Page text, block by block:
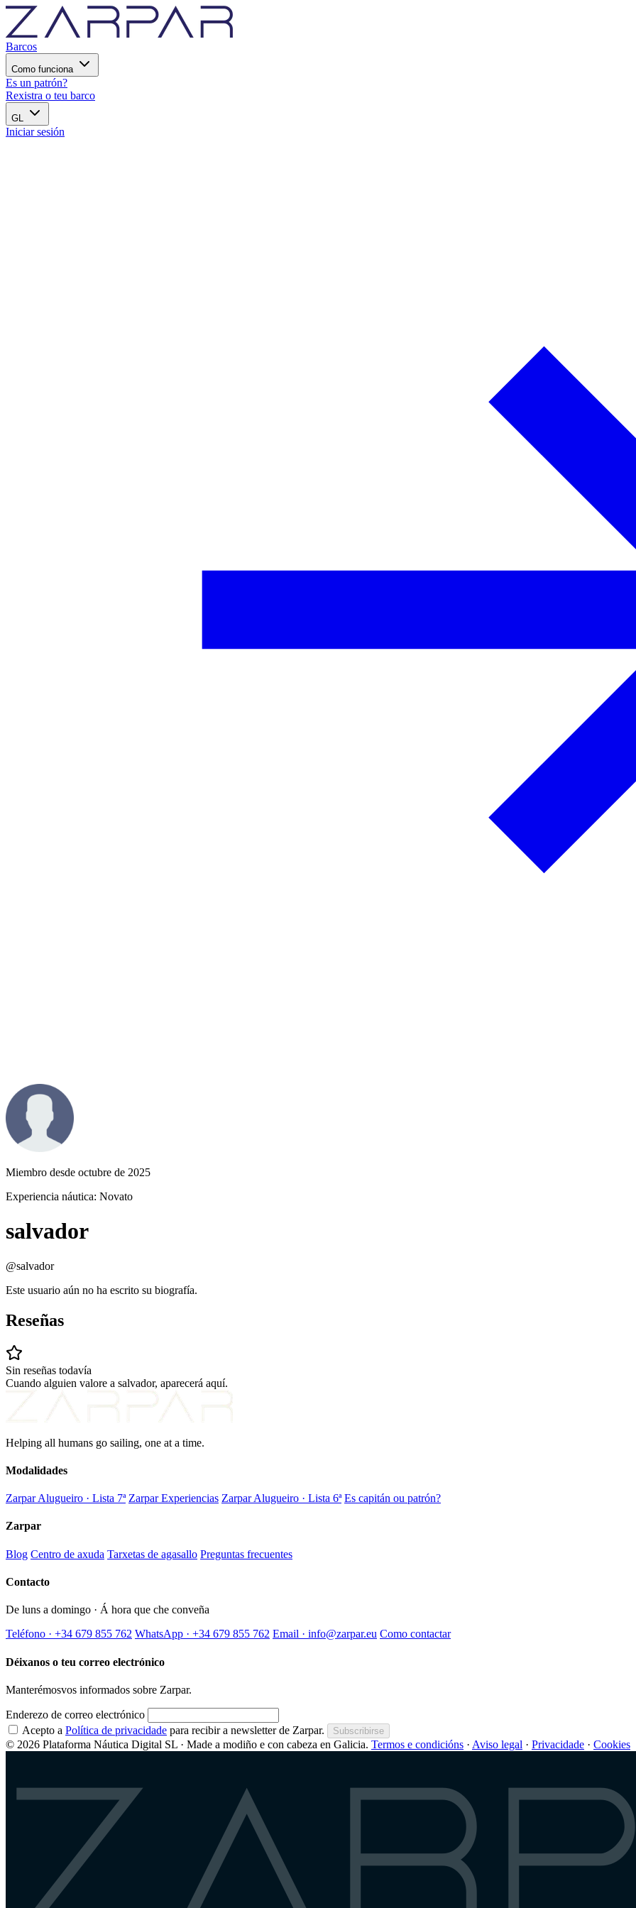
Barcos
Como funciona
Es un patrón?
Rexistra o teu barco
GL
Iniciar sesión
Miembro desde octubre de 2025
Experiencia náutica: Novato
salvador
@salvador
Este usuario aún no ha escrito su biografía.
Reseñas
Sin reseñas todavía
Cuando alguien valore a salvador, aparecerá aquí.
Helping all humans go sailing, one at a time.
Modalidades
Zarpar Alugueiro · Lista 7ª Zarpar Experiencias Zarpar Alugueiro · Lista 6ª Es capitán ou patrón?
Zarpar
Blog Centro de axuda Tarxetas de agasallo Preguntas frecuentes
Contacto
De luns a domingo · Á hora que che conveña
Teléfono · +34 679 855 762 WhatsApp · +34 679 855 762 Email · info@zarpar.eu Como contactar
Déixanos o teu correo electrónico
Manterémosvos informados sobre Zarpar.
Enderezo de correo electrónico
Acepto a Política de privacidade para recibir a newsletter de Zarpar. Subscribirse
© 2026 Plataforma Náutica Digital SL · Made a modiño e con cabeza en Galicia. Termos e condicións · Aviso legal · Privacidade · Cookies